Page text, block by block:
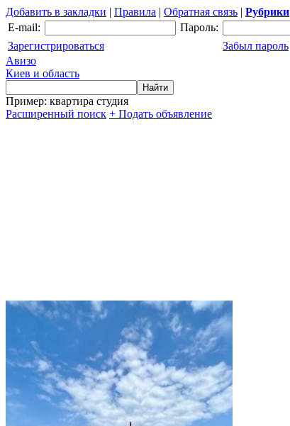
Добавить в закладки | Правила | Обратная связь | Рубрики
E-mail:
Пароль:
Зарегистрироваться
Забыл пароль
Авизо
Киев и область
Пример: квартира студия
Расширенный поиск + Подать объявление